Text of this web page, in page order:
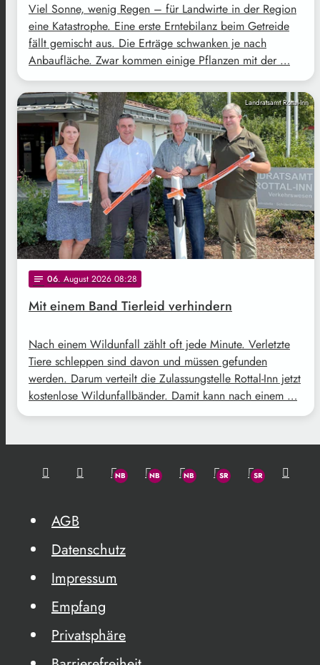
Viel Sonne, wenig Regen – für Landwirte in der Region
eine Katastrophe. Eine erste Erntebilanz beim Getreide
fällt gemischt aus. Die Erträge schwanken je nach
Anbaufläche. Zwar kommen einige Pflanzen mit der …
Landratsamt Rottal-Inn
notes 06. August 2026 08:28
Mit einem Band Tierleid verhindern
Nach einem Wildunfall zählt oft jede Minute. Verletzte
Tiere schleppen sind davon und müssen gefunden
werden. Darum verteilt die Zulassungstelle Rottal-Inn jetzt
kostenlose Wildunfallbänder. Damit kann nach einem …
AGB
Datenschutz
Impressum
Empfang
Privatsphäre